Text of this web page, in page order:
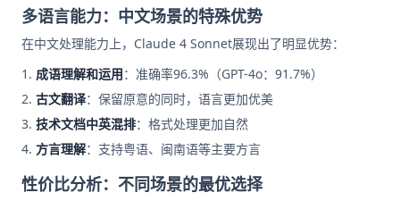
多语言能力：中文场景的特殊优势
在中文处理能力上，Claude 4 Sonnet展现出了明显优势：
成语理解和运用：准确率96.3%（GPT-4o：91.7%）
古文翻译：保留原意的同时，语言更加优美
技术文档中英混排：格式处理更加自然
方言理解：支持粤语、闽南语等主要方言
性价比分析：不同场景的最优选择